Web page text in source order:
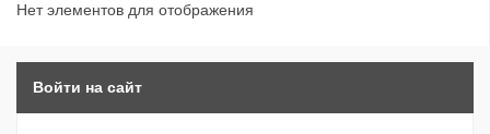
Нет элементов для отображения
Войти на сайт